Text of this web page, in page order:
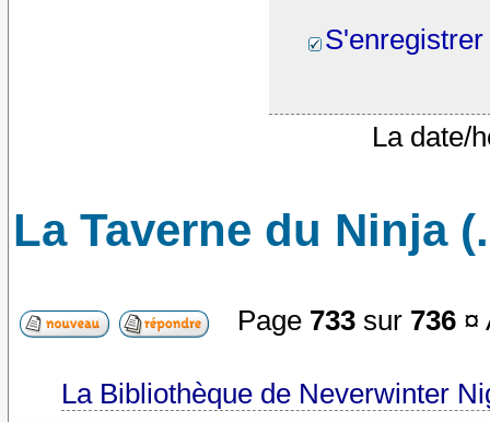
S'enregistrer
La date/
La Taverne du Ninja
Page 733 sur 736 ¤
La Bibliothèque de Neverwinter